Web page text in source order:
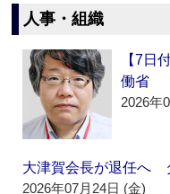
人事・組織
【7日
働省
2026年
大津賀会長が退任へ
2026年07月24日 (金)